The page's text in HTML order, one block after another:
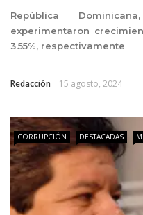
República
experimentaron
3.55%, respectivamente
Redacción 15 agosto, 2024
CORRUPCIÓN DESTACADAS